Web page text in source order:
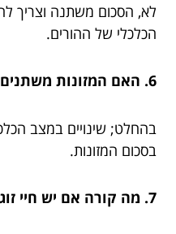
לא, הסכום משתנה וצריך
הכלכלי של ההורים.
6. האם המזונות משתנים עם הזמן?
בהחלט; שינויים במצב
בסכום המזונות.
7. מה קורה אם יש חיי זוגיות חדשים?